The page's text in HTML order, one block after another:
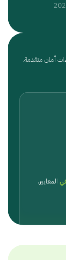
أمان متقدمة.
المعايير.